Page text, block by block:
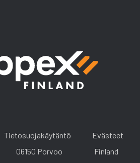
Tietosuojakäytäntö
Evästeet
06150 Porvoo Finland